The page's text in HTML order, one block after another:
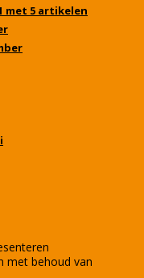
met 5 artikelen
met behoud van